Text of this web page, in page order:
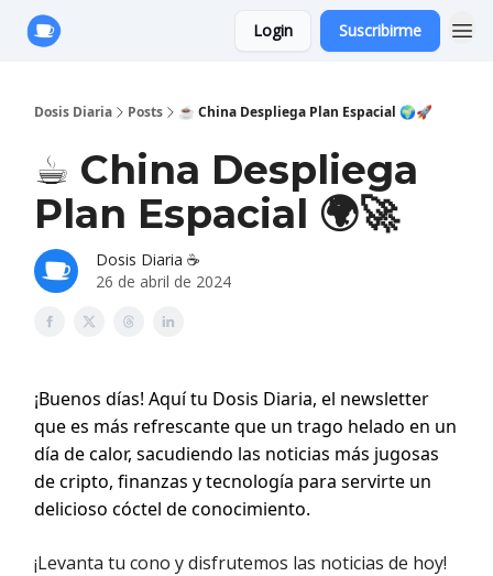
Login Suscribirme
Dosis Diaria Posts ☕️ China Despliega Plan Espacial 🌍🚀
☕️ China Despliega
Plan Espacial 🌍🚀
Dosis Diaria ☕️
26 de abril de 2024
¡Buenos días! Aquí tu Dosis Diaria, el newsletter
que es más refrescante que un trago helado en un
día de calor, sacudiendo las noticias más jugosas
de cripto, finanzas y tecnología para servirte un
delicioso cóctel de conocimiento.
¡Levanta tu cono y disfrutemos las noticias de hoy!